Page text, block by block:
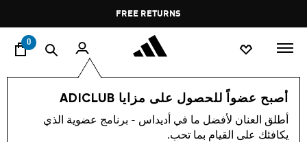
Pause
promotion
rotation
FREE RETURNS
0
أصبح عضواً للحصول على مزايا ADICLUB
أطلق العنان لأفضل ما في أديداس - برنامج عضوية الذي
يكافئك على القيام بما تحب.
النساء ملابس
-25%